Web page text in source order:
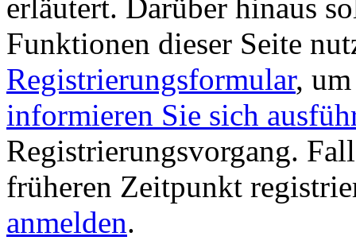
erläutert. Darüber hinaus
Funktionen dieser Seite
Registrierungsformular,
informieren Sie sich
Registrierungsvorgang.
früheren Zeitpunkt
anmelden.